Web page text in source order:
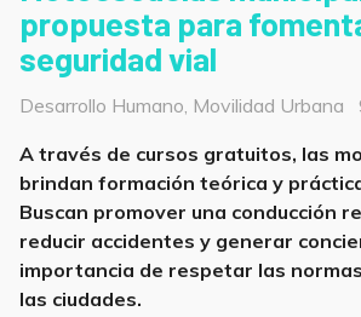
propuesta para
seguridad vial
Categorías
Desarrollo Humano, Movilidad Urbana
A través de cursos gratuitos, las
brindan formación teórica y
Buscan promover una conducción
reducir accidentes y generar
importancia de respetar las
las ciudades.